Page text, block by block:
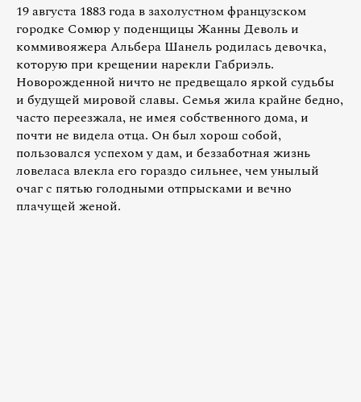
19 августа 1883 года в захолустном французском
городке Сомюр у поденщицы Жанны Деволь и
коммивояжера Альбера Шанель родилась девочка,
которую при крещении нарекли Габриэль.
Новорожденной ничто не предвещало яркой судьбы
и будущей мировой славы. Семья жила крайне бедно,
часто переезжала, не имея собственного дома, и
почти не видела отца. Он был хорош собой,
пользовался успехом у дам, и беззаботная жизнь
ловеласа влекла его гораздо сильнее, чем унылый
очаг с пятью голодными отпрысками и вечно
плачущей женой.